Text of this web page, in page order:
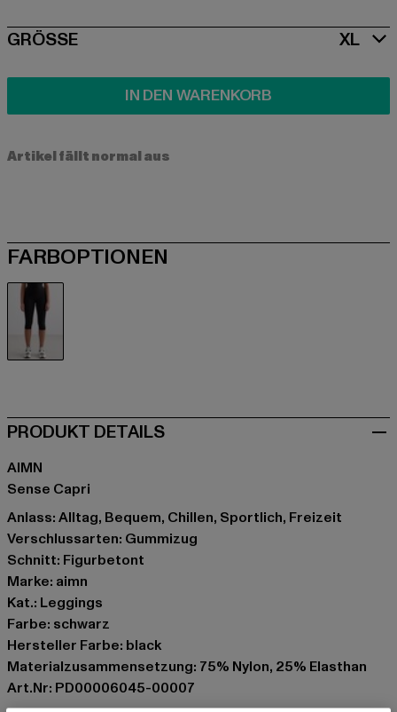
SIZE
GRÖSSE XL
IN DEN WARENKORB
Artikel fällt normal aus
FARBOPTIONEN
PRODUKT DETAILS
AIMN
Sense Capri
Anlass: Alltag, Bequem, Chillen, Sportlich, Freizeit
Verschlussarten: Gummizug
Schnitt: Figurbetont
Marke: aimn
Kat.: Leggings
Farbe: schwarz
Hersteller Farbe: black
Materialzusammensetzung: 75% Nylon, 25% Elasthan
Art.Nr: PD00006045-00007